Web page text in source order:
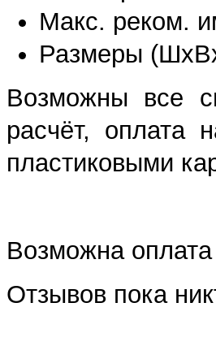
Макс. реком.
Размеры
Возможны все
расчёт, оплата
пластиковыми
Возможна
Отзывов пока